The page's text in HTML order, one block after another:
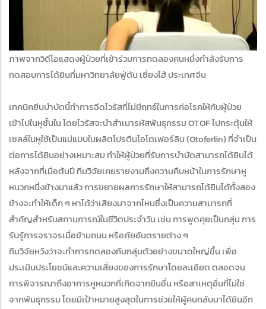
ภาพจากวิดีโอแสดงผู้ป่วยที่เข้าร่วมการทดลองคนหนึ่งกำลังรับการ
ทดสอบการได้ยินที่มหาวิทยาลัยฟู่ตัน เซี่ยงไฮ้ ประเทศจีน
เทคนิคยีนบําบัดนี้ทำการฉีดไวรัสที่ไม่มีฤทธ์ในการก่อโรคให้กับผู้ป่วย
เข้าไปในหูชั้นใน โดยไวรัสจะนําสำเนารหัสพันธุกรรม OTOF ไปกระตุ้นให้
เซลล์ในหูใช้เป็นแม่แบบในผลิตโปรตีนโอโตเฟอร์ลิน (Otoferlin) ที่จำเป็น
ต่อการได้ยินอย่างเหมาะสม ทำให้ผู้ป่วยที่รับการบำบัดสามารถได้ยินได้
หลังจากที่เมื่อต้นปี ทีมวิจัยเคยรายงานถึงความคืบหน้าในการรักษาหู
หนวกหนึ่งข้างมาแล้ว การขยายผลการรักษาให้สามารถได้ยินได้ทั้งสอง
ข้างจะทำให้เด็ก ๆ หาได้ว่าเสียงมาจากไหนซึ่งเป็นความสามารถที่
สําคัญสําหรับสถานการณ์ในชีวิตประจําวัน เช่น การพูดคุยเป็นกลุ่ม การ
รับรู้การจราจรเมื่อข้ามถนน หรือภัยอันตรายต่าง ๆ
ทีมวิจัยหวังว่าจะทำการทดลองกับกลุ่มตัวอย่างขนาดใหญ่ขึ้น เพื่อ
ประเมินประโยชน์และความเสี่ยงของการรักษาโดยละเอียด ตลอดจน
การพิจารณาถึงอาการหูหนวกที่เกิดจากยีนอื่น หรือสาเหตุอื่นที่ไม่ใช่
จากพันธุกรรม โดยมีเป้าหมายสูงสุดในการช่วยให้ผู้คนกลับมาได้ยินอีก